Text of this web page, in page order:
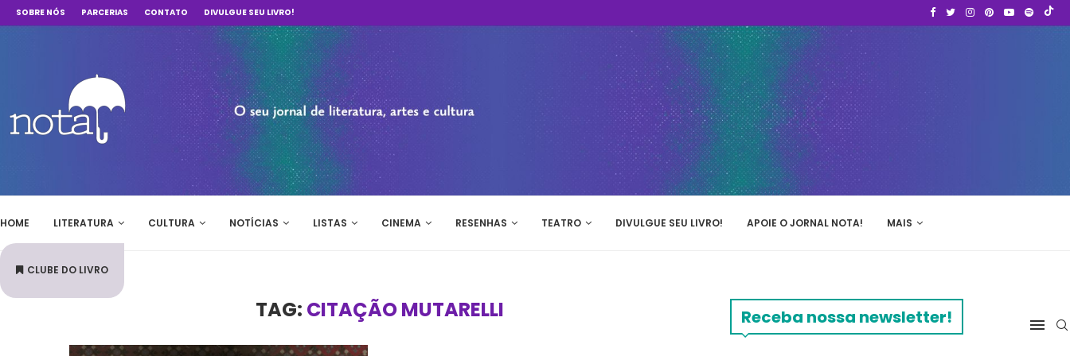
SOBRE NÓS PARCERIAS CONTATO DIVULGUE SEU LIVRO!
HOME LITERATURA CULTURA NOTÍCIAS LISTAS CINEMA RESENHAS TEATRO DIVULGUE SEU LIVRO! APOIE O JORNAL NOTA! MAIS
CLUBE DO LIVRO
TAG: CITAÇÃO MUTARELLI Receba nossa newsletter!